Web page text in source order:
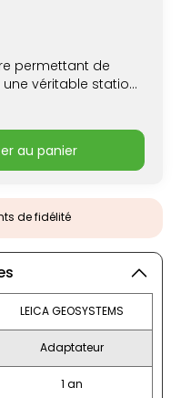
permettant de
véritable station
au panier
de fidélité
LEICA GEOSYSTEMS
Adaptateur
1 an